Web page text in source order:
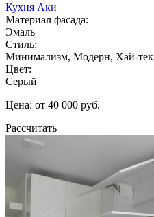
Кухня Аки
Материал фасада:
Эмаль
Стиль:
Минимализм, Модерн, Хай-тек
Цвет:
Серый
Цена: от 40 000 руб.
Рассчитать